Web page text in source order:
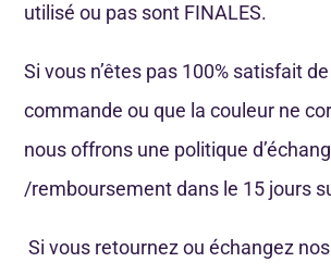
utilisé ou pas sont FINALES.
Si vous n’êtes pas 100% satisfait
commande ou que la couleur ne
nous offrons une politique
/remboursement dans le 15 jours
Si vous retournez ou échangez